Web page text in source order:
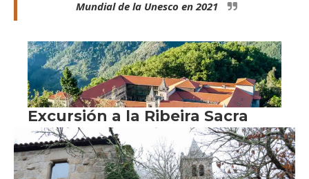
Mundial de la Unesco en 2021